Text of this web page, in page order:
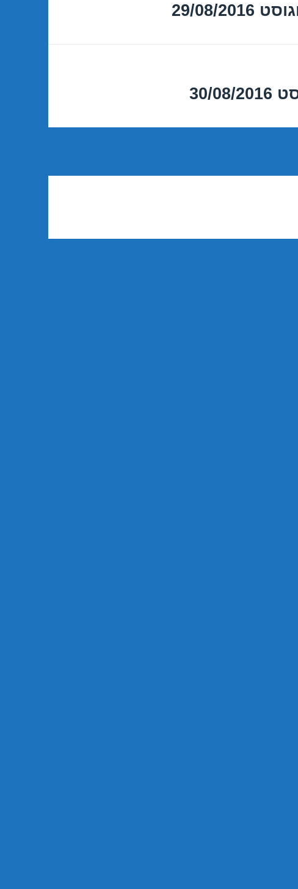
2016